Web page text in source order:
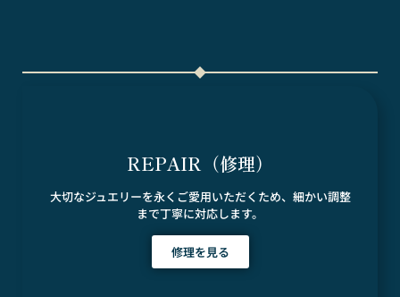
REPAIR（修理）
大切なジュエリーを永くご愛用いただくため、細かい調整
まで丁寧に対応します。
修理を見る